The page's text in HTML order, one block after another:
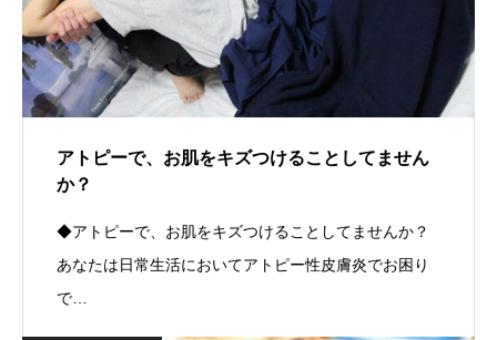
アトピーで、お肌をキズつけることしてません
か？
◆アトピーで、お肌をキズつけることしてませんか？
あなたは日常生活においてアトピー性皮膚炎でお困り
で…